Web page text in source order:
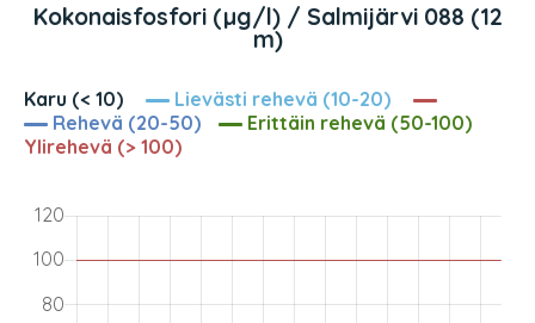
Kokonaisfosfori (µg/l) / Salmijärvi 088 (12
m)
Karu (< 10)
Lievästi rehevä (10-20)
Rehevä (20-50)
Erittäin rehevä (50-100)
Ylirehevä (> 100)